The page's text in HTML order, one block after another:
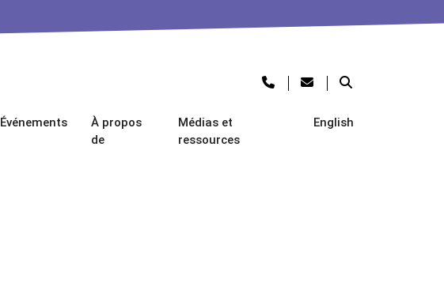
Événements
À propos
de
Médias et
ressources
English